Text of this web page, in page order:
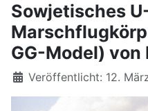
Sowjetisches
GG-Model)
Details
Veröffentlicht: 12.